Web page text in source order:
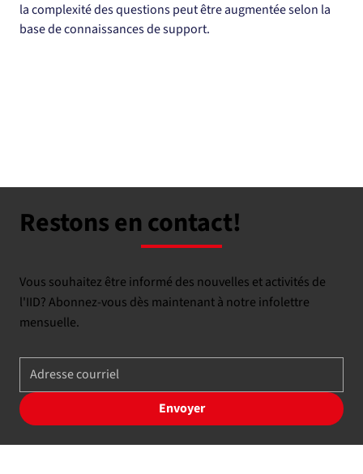
la complexité des questions peut être augmentée selon la
base de connaissances de support.
Restons en contact!
Vous souhaitez être informé des nouvelles et activités de
l'IID? Abonnez-vous dès maintenant à notre infolettre
mensuelle.
Envoyer